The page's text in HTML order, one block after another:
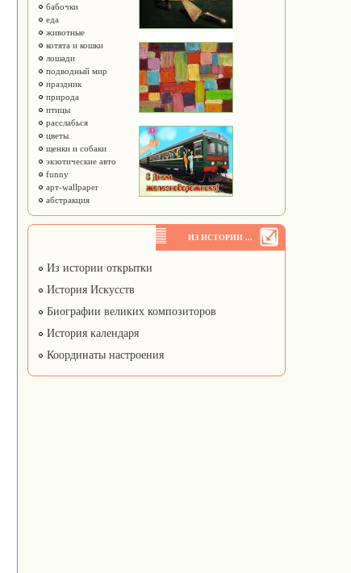
бабочки
еда
животные
котята и кошки
лошади
подводный мир
праздник
природа
птицы
расслабься
цветы
щенки и собаки
экзотические авто
funny
арт-wallpaper
абстракция
ИЗ ИСТОРИИ ...
Из истории открытки
История Искусств
Биографии великих композиторов
История календаря
Координаты настроения